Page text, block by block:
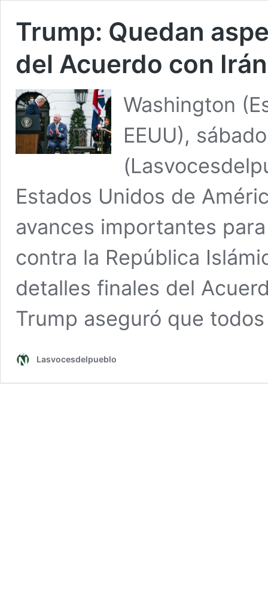
Trump: Quedan
del Acuerdo con Irán
Washington
EEUU),
Estados Unidos de
avances importantes
contra la República
detalles finales del
Trump aseguró que
Lasvocesdelpueblo